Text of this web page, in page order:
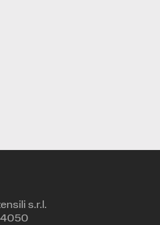
s.r.l.